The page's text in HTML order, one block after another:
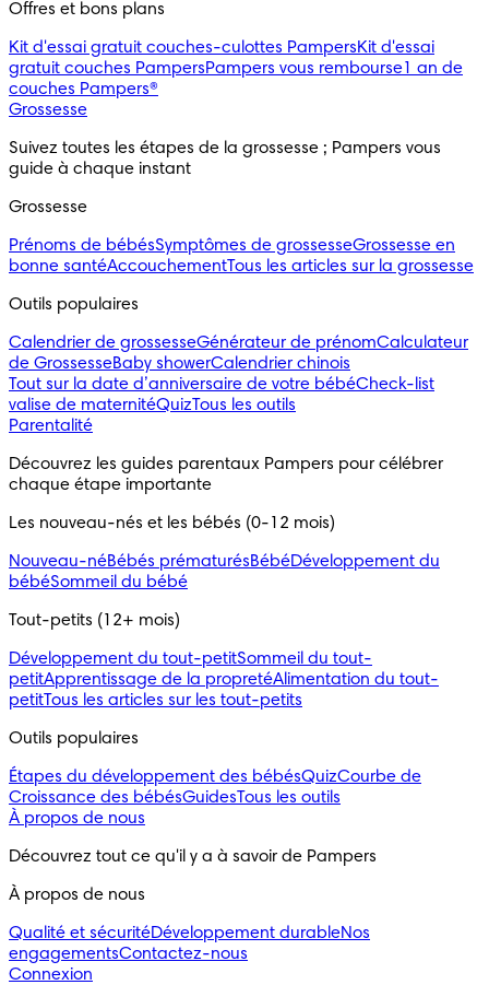
Offres et bons plans
Kit d'essai gratuit couches-culottes PampersKit d'essai
gratuit couches PampersPampers vous rembourse1 an de
couches Pampers®
Grossesse
Suivez toutes les étapes de la grossesse ; Pampers vous
guide à chaque instant
Grossesse
Prénoms de bébésSymptômes de grossesseGrossesse en
bonne santéAccouchementTous les articles sur la grossesse
Outils populaires
Calendrier de grossesseGénérateur de prénomCalculateur
de GrossesseBaby showerCalendrier chinois
Tout sur la date d’anniversaire de votre bébéCheck-list
valise de maternitéQuizTous les outils
Parentalité
Découvrez les guides parentaux Pampers pour célébrer
chaque étape importante
Les nouveau-nés et les bébés (0-12 mois)
Nouveau-néBébés prématurésBébéDéveloppement du
bébéSommeil du bébé
Tout-petits (12+ mois)
Développement du tout-petitSommeil du tout-
petitApprentissage de la propretéAlimentation du tout-
petitTous les articles sur les tout-petits
Outils populaires
Étapes du développement des bébésQuizCourbe de
Croissance des bébésGuidesTous les outils
À propos de nous
Découvrez tout ce qu'il y a à savoir de Pampers
À propos de nous
Qualité et sécuritéDéveloppement durableNos
engagementsContactez-nous
Connexion